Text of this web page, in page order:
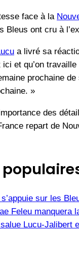
face à la
Bleus ont cru à
a livré sa
ici et qu’on
prochaine
»
des
repart de
sur les
Feleu manquera
Lucu-Jalibert